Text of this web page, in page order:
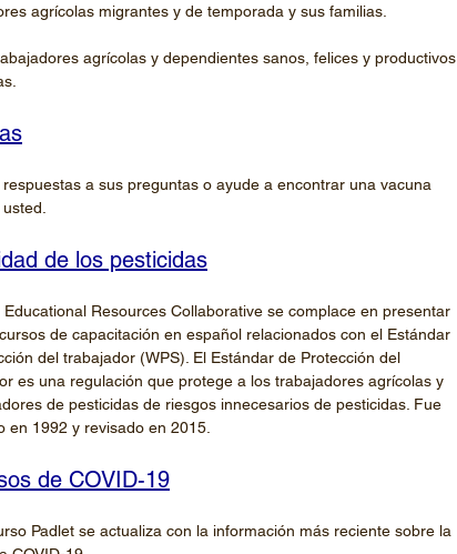
agrícolas migrantes y de temporada y sus familias.
agrícolas y dependientes sanos, felices y productivos
a sus preguntas o ayude a encontrar una vacuna
de los pesticidas
Educational Resources Collaborative se complace en presentar
de capacitación en español relacionados con el Estándar
del trabajador (WPS). El Estándar de Protección del
es una regulación que protege a los trabajadores agrícolas y
de pesticidas de riesgos innecesarios de pesticidas. Fue
en 1992 y revisado en 2015.
de COVID-19
Padlet se actualiza con la información más reciente sobre la